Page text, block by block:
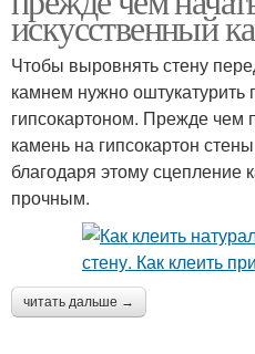
искусственный
Чтобы выровнять стену
камнем нужно оштукатурить
гипсокартоном. Прежде чем
камень на гипсокартон
благодаря этому сцепление
прочным.
читать дальше →